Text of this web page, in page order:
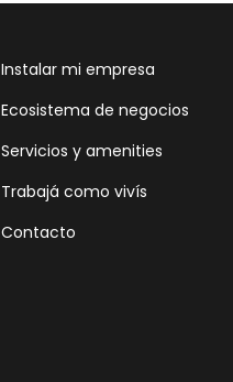
Instalar mi empresa
Ecosistema de negocios
Servicios y amenities
Trabajá como vivís
Contacto